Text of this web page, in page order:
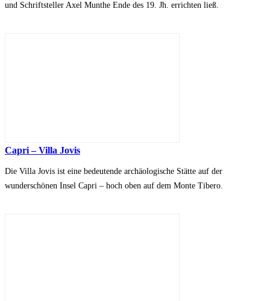
und Schriftsteller Axel Munthe Ende des 19. Jh. errichten ließ.
Capri – Villa Jovis
Die Villa Jovis ist eine bedeutende archäologische Stätte auf der
wunderschönen Insel Capri – hoch oben auf dem Monte Tibero.